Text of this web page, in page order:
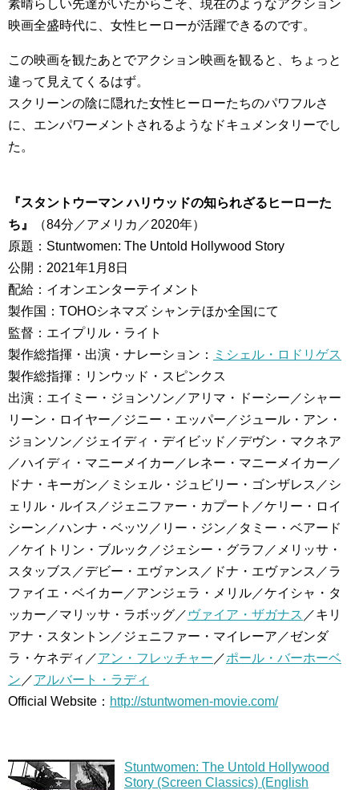
素晴らしい先達がいたからこそ、現在のようなアクション
映画全盛時代に、女性ヒーローが活躍できるのです。
この映画を観たあとでアクション映画を観ると、ちょっと
違って見えてくるはず。
スクリーンの陰に隠れた女性ヒーローたちのパワフルさ
に、エンパワーメントされるようなドキュメンタリーでし
た。
『スタントウーマン ハリウッドの知られざるヒーローた
ち』
（84分／アメリカ／2020年）
原題：Stuntwomen: The Untold Hollywood Story
公開：2021年1月8日
配給：イオンエンターテイメント
製作国：TOHOシネマズ シャンテほか全国にて
監督：エイプリル・ライト
製作総指揮・出演・ナレーション：
ミシェル・ロドリゲス
製作総指揮：リンウッド・スピンクス
出演：エイミー・ジョンソン／アリマ・ドーシー／シャー
リーン・ロイヤー／ジニー・エッパー／ジュール・アン・
ジョンソン／ジェイディ・デイビッド／デヴン・マクネア
／ハイディ・マニーメイカー／レネー・マニーメイカー／
ドナ・キーガン／ミシェル・ジュビリー・ゴンザレス／シ
ェリル・ルイス／ジェニファー・カプート／ケリー・ロイ
シーン／ハンナ・ベッツ／リー・ジン／タミー・ベアード
／ケイトリン・ブルック／ジェシー・グラフ／メリッサ・
スタッブス／デビー・エヴァンス／ドナ・エヴァンス／ラ
ファイエ・ベイカー／アンジェラ・メリル／ケイシャ・タ
ッカー／マリッサ・ラボッグ／ ヴァイア・ザガナス ／キリ
アナ・スタントン／ジェニファー・マイレーア／ゼンダ
ラ・ケネディ／アン・フレッチャー ／ポール・バーホーベ
ン ／アルバート・ラディ
Official Website： http://stuntwomen-movie.com/
Stuntwomen: The Untold Hollywood
Story (Screen Classics) (English